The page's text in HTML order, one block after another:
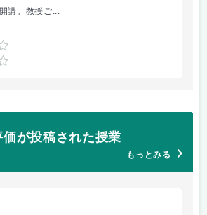
講。教授ご...
が投稿された授業
もっとみる